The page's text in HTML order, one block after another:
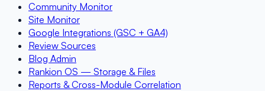
Community Monitor
Site Monitor
Google Integrations (GSC + GA4)
Review Sources
Blog Admin
Rankion OS — Storage & Files
Reports & Cross-Module Correlation